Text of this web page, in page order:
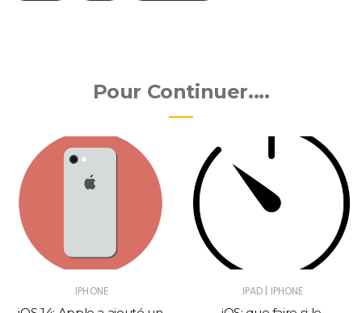
Pour Continuer....
IPHONE IPAD | IPHONE